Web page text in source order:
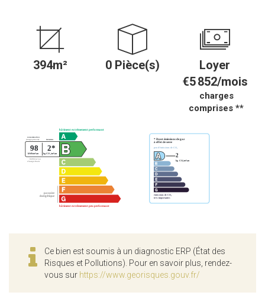
394m² 0 Pièce(s)
Loyer
€5 852/mois
charges
comprises **
Ce bien est soumis à un diagnostic ERP (État des
Risques et Pollutions). Pour en savoir plus, rendez-
vous sur https://www.georisques.gouv.fr/